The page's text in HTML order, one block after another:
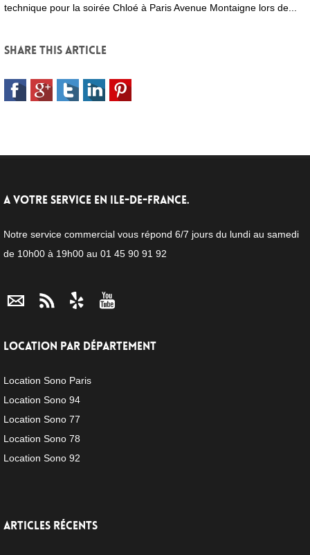
technique pour la soirée Chloé à Paris Avenue Montaigne lors de...
Share this article
A VOTRE SERVICE EN ILE-DE-FRANCE.
Notre service commercial vous répond 6/7 jours du lundi au samedi
de 10h00 à 19h00 au 01 45 90 91 92
LOCATION PAR DÉPARTEMENT
Location Sono Paris
Location Sono 94
Location Sono 77
Location Sono 78
Location Sono 92
ARTICLES RÉCENTS